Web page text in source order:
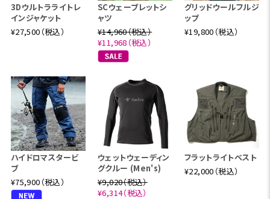
3Dウルトラライトレ
インジャケット
¥27,500（税込）
SCウェーブレットシ
ャツ
¥14,960（税込）
¥11,968（税込）
グリッドウールフルジ
ップ
¥19,800（税込）
ハイドロマスタービ
ブ
¥75,900（税込）
ウェットウェーディン
グクルー (Men's)
¥9,020（税込）
¥6,314（税込）
フラットライトベスト
¥22,000（税込）